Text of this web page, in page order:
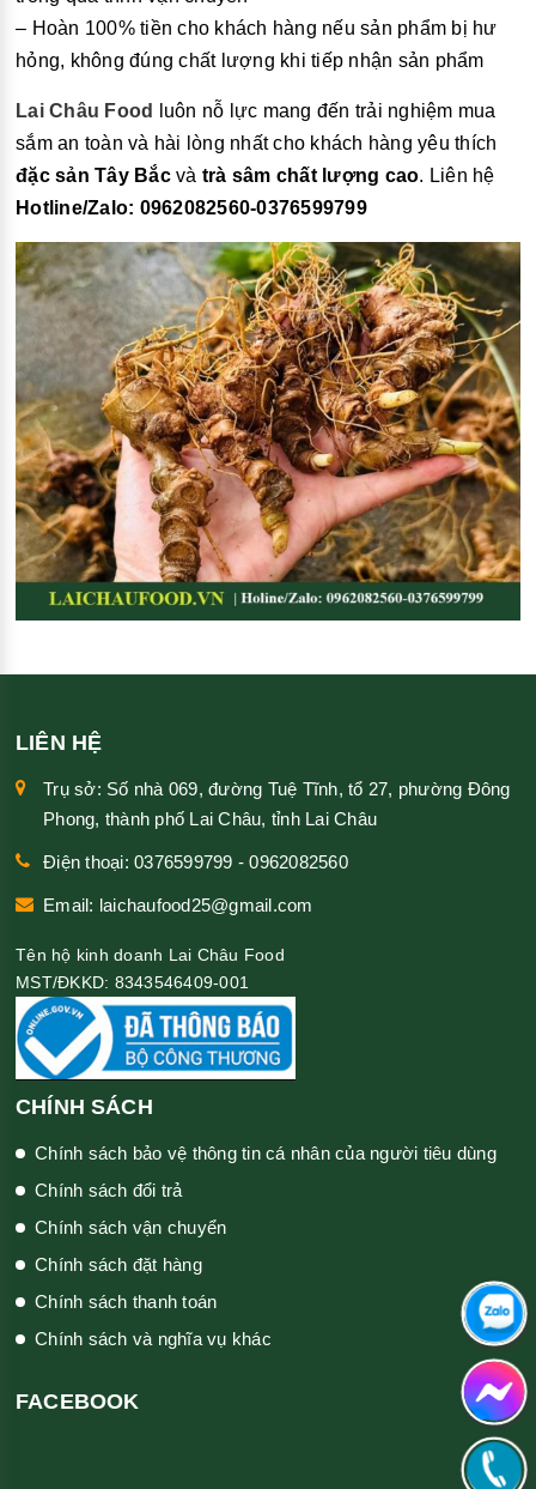
– Hoàn 100% tiền cho khách hàng nếu sản phẩm bị hư
hỏng, không đúng chất lượng khi tiếp nhận sản phẩm
Lai Châu Food
luôn nỗ lực mang đến trải nghiệm mua
sắm an toàn và hài lòng nhất cho khách hàng yêu thích
đặc sản Tây Bắcvà trà sâm chất lượng cao. Liên hệ
Hotline/Zalo: 0962082560-0376599799
LIÊN HỆ
Trụ sở: Số nhà 069, đường Tuệ Tĩnh, tổ 27, phường Đông
Phong, thành phố Lai Châu, tỉnh Lai Châu
Điện thoại: 0376599799 - 0962082560
Email: laichaufood25@gmail.com
Tên hộ kinh doanh Lai Châu Food
MST/ĐKKD: 8343546409-001
CHÍNH SÁCH
Chính sách bảo vệ thông tin cá nhân của người tiêu dùng
Chính sách đổi trả
Chính sách vận chuyển
Chính sách đặt hàng
Chính sách thanh toán
Chính sách và nghĩa vụ khác
FACEBOOK